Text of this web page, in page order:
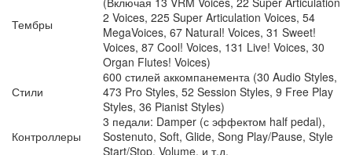
Тембры
2 Voices, 225 Super Articulation Voices, 54
MegaVoices, 67 Natural! Voices, 31 Sweet!
Voices, 87 Cool! Voices, 131 Live! Voices, 30
Organ Flutes! Voices)
Стили
600 стилей аккомпанемента (30 Audio Styles,
473 Pro Styles, 52 Session Styles, 9 Free Play
Styles, 36 Pianist Styles)
Контроллеры
3 педали: Damper (с эффектом half pedal),
Sostenuto, Soft, Glide, Song Play/Pause, Style
Start/Stop, Volume, и т.д.